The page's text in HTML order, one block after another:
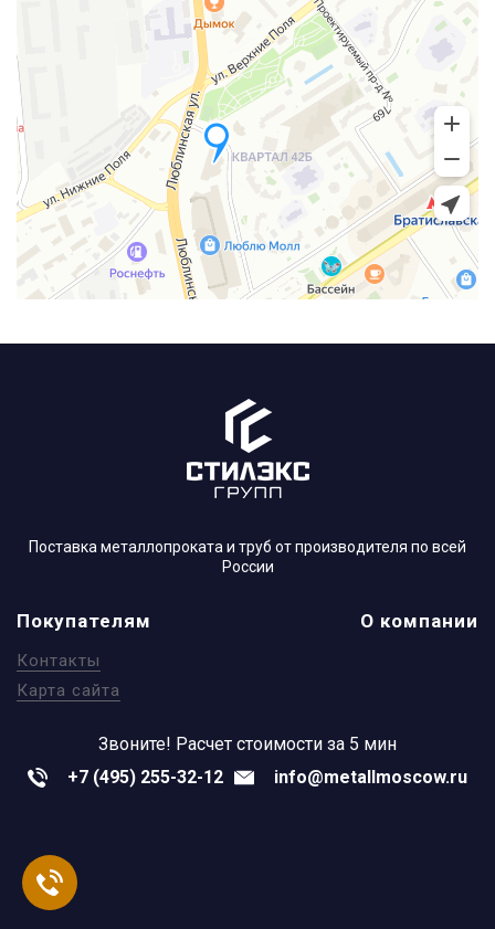
Поставка металлопроката и труб от производителя по всей
России
Покупателям
Контакты
Карта сайта
О компании
Звоните! Расчет стоимости за 5 мин
+7 (495) 255-32-12
info@metallmoscow.ru